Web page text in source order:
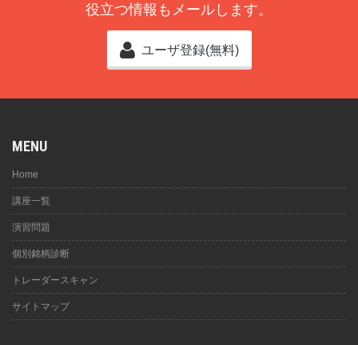
役立つ情報もメールします。
ユーザ登録(無料)
MENU
Home
講座一覧
演習問題
個別銘柄診断
トレーダースキャン
サイトマップ